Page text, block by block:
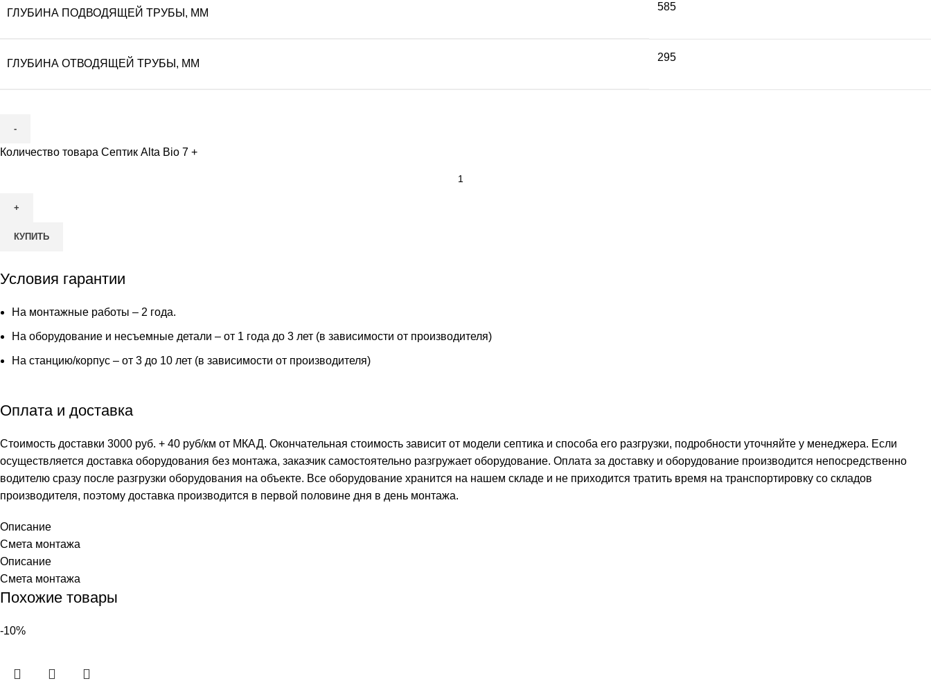
ГЛУБИНА ПОДВОДЯЩЕЙ ТРУБЫ, ММ
585
ГЛУБИНА ОТВОДЯЩЕЙ ТРУБЫ, ММ
295
Количество товара Септик Alta Bio 7 +
КУПИТЬ
Условия гарантии
На монтажные работы – 2 года.
На оборудование и несъемные детали – от 1 года до 3 лет (в зависимости от производителя)
На станцию/корпус – от 3 до 10 лет (в зависимости от производителя)
Оплата и доставка
Стоимость доставки 3000 руб. + 40 руб/км от МКАД. Окончательная стоимость зависит от модели септика и способа его разгрузки, подробности уточняйте у менеджера. Если
осуществляется доставка оборудования без монтажа, заказчик самостоятельно разгружает оборудование. Оплата за доставку и оборудование производится непосредственно
водителю сразу после разгрузки оборудования на объекте. Все оборудование хранится на нашем складе и не приходится тратить время на транспортировку со складов
производителя, поэтому доставка производится в первой половине дня в день монтажа.
Описание
Смета монтажа
Описание
Смета монтажа
Похожие товары
-10%